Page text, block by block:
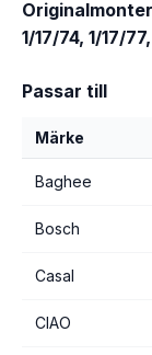
1/17/74, 1/17/
Passar till
Märke
Baghee
Bosch
Casal
CIAO